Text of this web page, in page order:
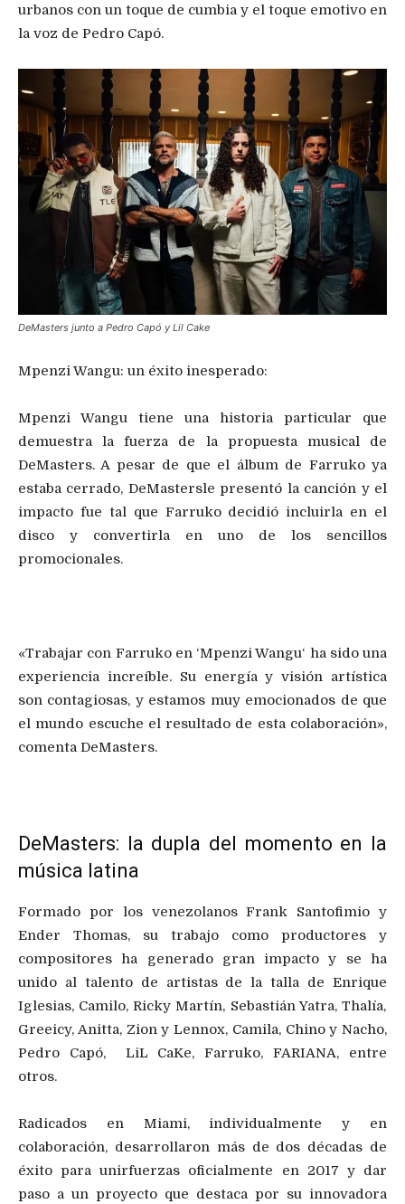
urbanos con un toque de cumbia y el toque emotivo en
la voz de Pedro Capó.
DeMasters junto a Pedro Capó y Lil Cake
MpenziWangu: un éxito inesperado:
Mpenzi Wangu
tiene una historia particular que
demuestra la fuerza de la propuesta musical de
DeMasters. A pesar de que el álbum de Farruko ya
estaba cerrado, DeMastersle presentó la canción y el
impacto fue talque Farruko decidió incluirla en el
disco y convertirla en uno de los sencillos
promocionales.
«Trabajar con Farruko en ‘MpenziWangu‘ ha sido una
experiencia increíble. Su energía y visión artística
son contagiosas, y estamos muy emocionados de que
el mundo escuche el resultado de esta colaboración»,
comenta DeMasters.
DeMasters: la dupla del momento en la
música latina
Formado por los venezolanosFrank Santofimio y
Ender Thomas, su trabajo como productores y
compositores ha generado gran impacto y se ha
unido al talento de artistas de latalla de Enrique
Iglesias, Camilo, Ricky Martín, Sebastián Yatra, Thalía,
Greeicy, Anitta, Zion y Lennox, Camila, Chinoy Nacho,
Pedro Capó, LiL CaKe, Farruko, FARIANA, entre
otros.
Radicados en Miami, individualmentey en
colaboración, desarrollaron más de dos décadas de
éxito para unirfuerzas oficialmente en 2017 ydar
paso a un proyecto que destaca por su innovadora